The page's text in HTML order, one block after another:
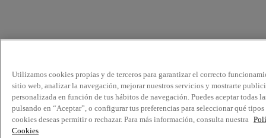
Utilizamos cookies propias y de terceros para garantizar el correcto
sitio web, analizar la navegación, mejorar nuestros servicios y mostrarte
personalizada en función de tus hábitos de navegación. Puedes aceptar todas
pulsando en “Aceptar”, o configurar tus preferencias para seleccionar qué tipos
cookies deseas permitir o rechazar. Para más información, consulta nuestra
Cookies